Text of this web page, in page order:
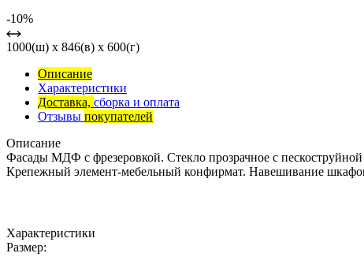
-10%
1000(ш) x 846(в) x 600(г)
Описание
Характеристики
Доставка, сборка и оплата
Отзывы покупателей
Описание
Фасады МДФ с фрезеровкой. Стекло прозрачное с
Крепежный элемент-мебельный конфирмат. Навешивание
Характеристики
Размер: